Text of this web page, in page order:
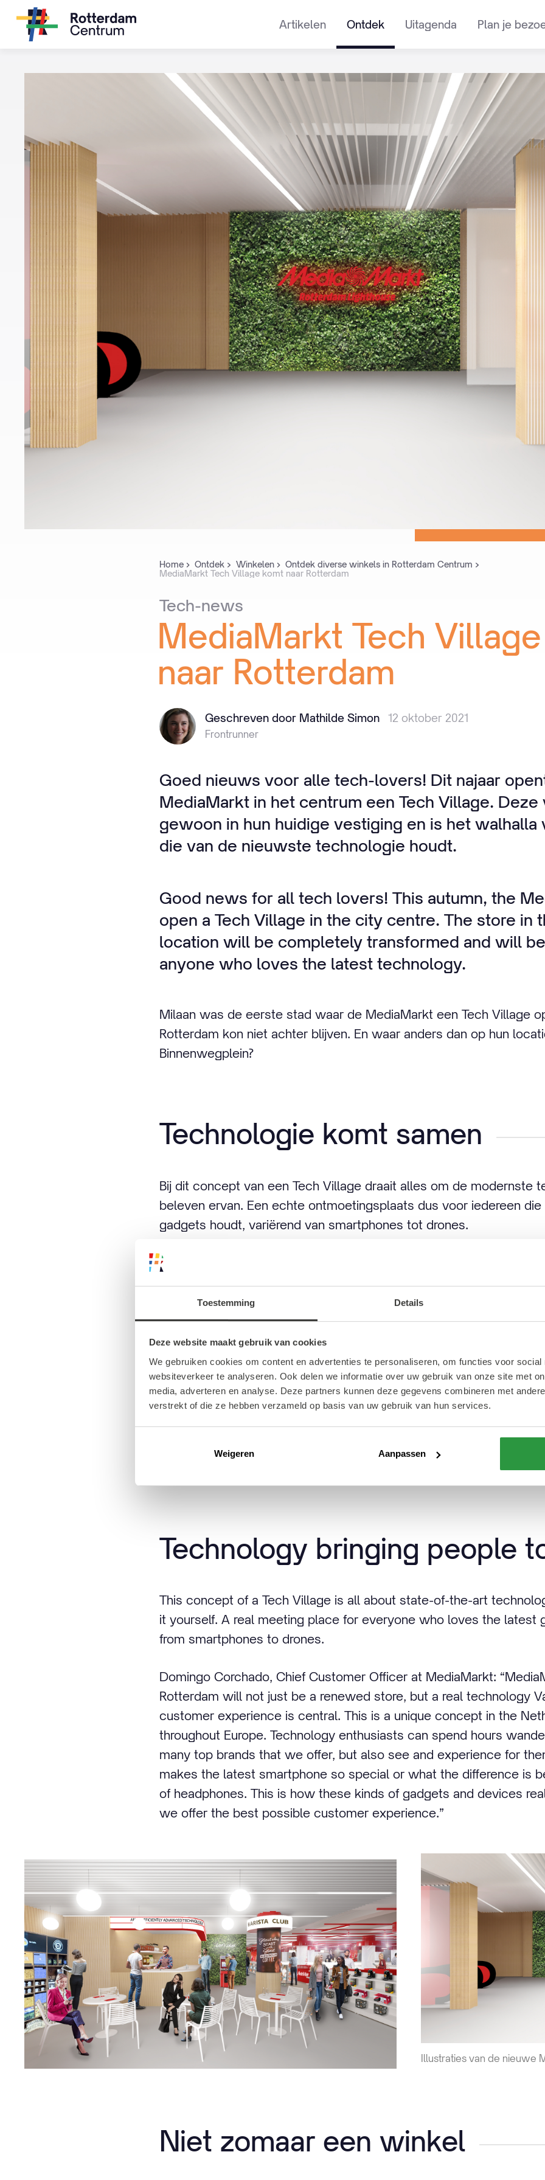
Toestemming Details
Deze website maakt gebruik van cookies
We gebruiken cookies om content en advertenties te personaliseren, om functies voor social
websiteverkeer te analyseren. Ook delen we informatie over uw gebruik van onze site met
media, adverteren en analyse. Deze partners kunnen deze gegevens combineren met
verstrekt of die ze hebben verzameld op basis van uw gebruik van hun services.
Weigeren Aanpassen
Artikelen Ontdek Uitagenda Plan je
Home Ontdek Winkelen
Ontdek diverse winkels in Rotterdam Centrum
MediaMarkt Tech Village komt naar Rotterdam
Tech-news
MediaMarkt Tech Village
naar Rotterdam
Geschreven door Mathilde Simon 12 oktober 2021
Frontrunner
Goed nieuws voor alle tech-lovers! Dit najaar
MediaMarkt in het centrum een Tech Village.
gewoon in hun huidige vestiging en is het walhalla
die van de nieuwste technologie houdt.
Good news for all tech lovers! This autumn, the
open a Tech Village in the city centre. The store in
location will be completely transformed and will
anyone who loves the latest technology.
Milaan was de eerste stad waar de MediaMarkt een Tech Village
Rotterdam kon niet achter blijven. En waar anders dan op hun
Binnenwegplein?
Technologie komt samen
Bij dit concept van een Tech Village draait alles om de modernste
beleven ervan. Een echte ontmoetingsplaats dus voor iedereen
gadgets houdt, variërend van smartphones tot drones.
Domingo Corchado, Chief Customer Officer bij MediaMarkt:
technologiewalhalla waarin de klantbeleving centraal staat. In
heel Europa is dit een uniek concept. Technologieliefhebbers
rondstruinen langs de vele topmerken die we aanbieden, maar ook
wat bijvoorbeeld die allernieuwste smartphone nu zo bijzonder
verschil is tussen twee typen headphones. Zo komen dit soort
echt tot leven en bieden we de best mogelijke klantervaring.”
Milan was the first city where the MediaMarkt opened a Tech
couldn't stay behind. And where else but at their location on
Technology bringing people
This concept of a Tech Village is all about state-of-the-art
it yourself. A real meeting place for everyone who loves the latest
from smartphones to drones.
Domingo Corchado, Chief Customer Officer at MediaMarkt:
Rotterdam will not just be a renewed store, but a real technology
customer experience is central. This is a unique concept in the
throughout Europe. Technology enthusiasts can spend hours
many top brands that we offer, but also see and experience for
makes the latest smartphone so special or what the difference is
of headphones. This is how these kinds of gadgets and devices
we offer the best possible customer experience.”
Illustraties van de nieuwe
Niet zomaar een winkel